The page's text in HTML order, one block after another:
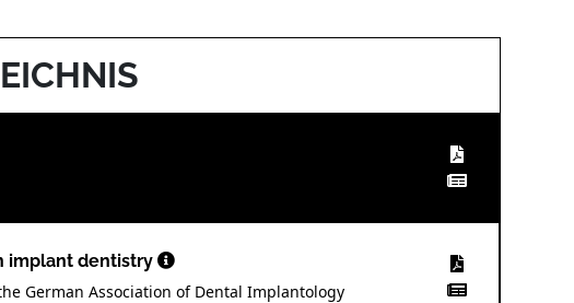
implant dentistry
German Association of Dental Implantology